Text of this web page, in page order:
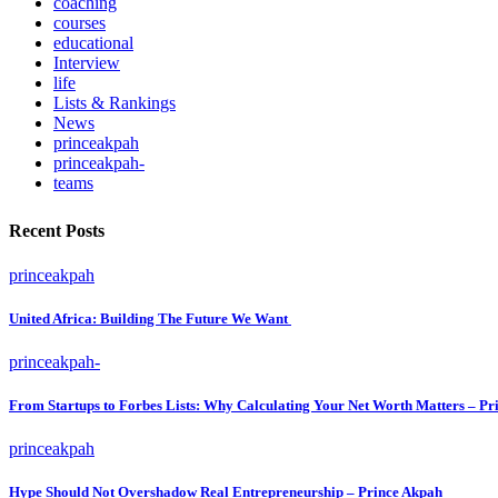
courses
educational
Interview
life
Lists & Rankings
News
princeakpah
princeakpah-
teams
Recent Posts
princeakpah
United Africa: Building The Future We Want
princeakpah-
From Startups to Forbes Lists: Why Calculating Your Net Worth Matters –
princeakpah
Hype Should Not Overshadow Real Entrepreneurship – Prince Akpah